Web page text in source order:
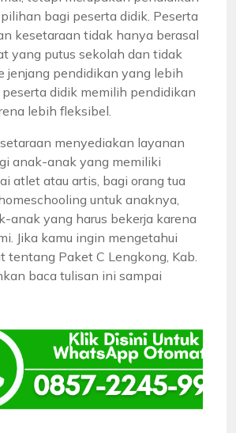
bagi peserta didik. Peserta
kesetaraan tidak hanya berasal
yang putus sekolah dan tidak
jenjang pendidikan yang lebih
didik memilih pendidikan
lebih fleksibel.
menyediakan layanan
anak-anak yang memiliki
atlet atau artis, bagi orang tua
untuk anaknya,
anak yang harus bekerja karena
Jika kamu ingin mengetahui
tentang Paket C Lengkong, Kab.
baca tulisan ini sampai